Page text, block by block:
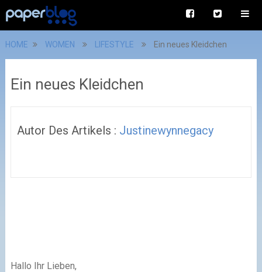
HOME WOMEN LIFESTYLE Ein neues Kleidchen
Ein neues Kleidchen
Autor Des Artikels : Justinewynnegacy
Hallo Ihr Lieben,